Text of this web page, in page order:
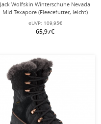
Jack Wolfskin Winterschuhe Nevada
Mid Texapore (Fleecefutter, leicht)
grün Damen
eUVP: 109,95€
65,97€